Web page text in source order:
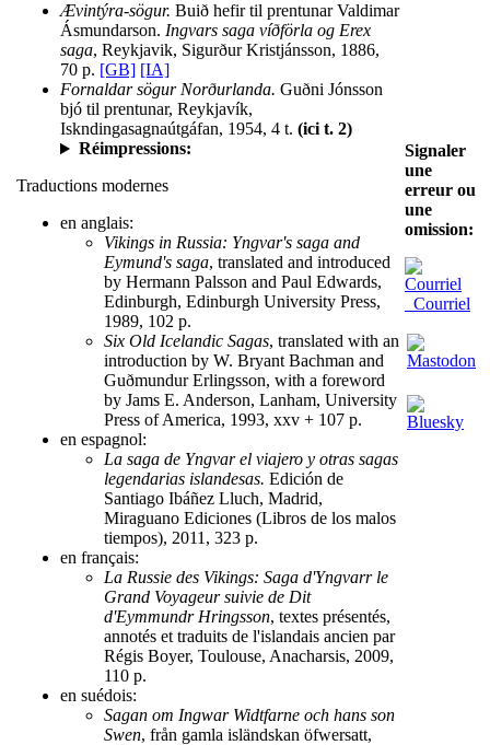
Ævintýra-sögur. Buið hefir til prentunar Valdimar
Ásmundarson. Ingvars saga víðförla og Erex
saga, Reykjavik, Sigurður Kristjánsson, 1886,
70 p. [GB] [IA]
Fornaldar sögur Norðurlanda. Guðni Jónsson
bjó til prentunar, Reykjavík,
Iskndingasagnaútgáfan, 1954, 4 t. (ici t. 2)
Réimpressions:
Traductions modernes
en anglais:
Vikings in Russia: Yngvar's saga and
Eymund's saga, translated and introduced
by Hermann Palsson and Paul Edwards,
Edinburgh, Edinburgh University Press,
1989, 102 p.
Six Old Icelandic Sagas, translated with an
introduction by W. Bryant Bachman and
Guðmundur Erlingsson, with a foreword
by Jams E. Anderson, Lanham, University
Press of America, 1993, xxv + 107 p.
en espagnol:
La saga de Yngvar el viajero y otras sagas
legendarias islandesas. Edición de
Santiago Ibáñez Lluch, Madrid,
Miraguano Ediciones (Libros de los malos
tiempos), 2011, 323 p.
en français:
La Russie des Vikings: Saga d'Yngvarr le
Grand Voyageur suivie de Dit
d'Eymmundr Hringsson, textes présentés,
annotés et traduits de l'islandais ancien par
Régis Boyer, Toulouse, Anacharsis, 2009,
110 p.
en suédois:
Sagan om Ingwar Widtfarne och hans son
Swen, från gamla isländskan öfwersatt,
Signaler
une
erreur ou
une
omission:
Courriel